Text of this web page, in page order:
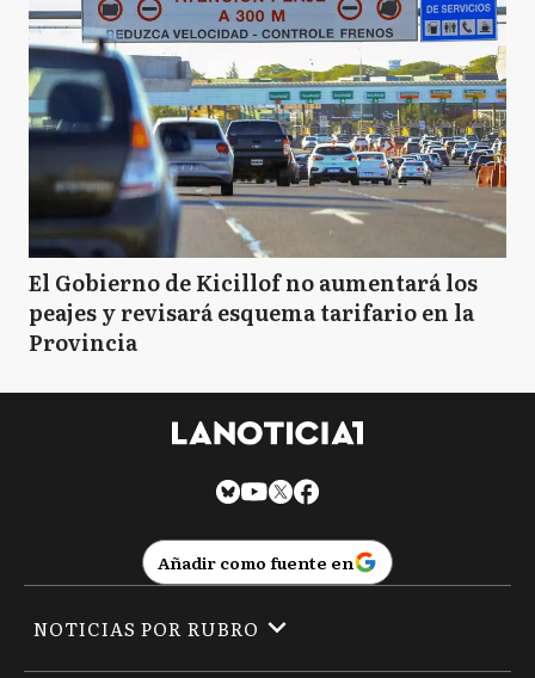
El Gobierno de Kicillof no aumentará los
peajes y revisará esquema tarifario en la
Provincia
Añadir como fuente en
NOTICIAS POR RUBRO